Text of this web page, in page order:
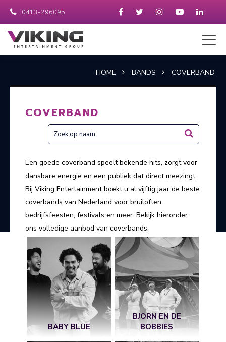
0413-296095
HOME BANDS COVERBAND
COVERBAND
Een goede coverband speelt bekende hits, zorgt voor
dansbare energie en een publiek dat direct meezingt.
Bij Viking Entertainment boekt u al vijftig jaar de beste
coverbands van Nederland voor bruiloften,
bedrijfsfeesten, festivals en meer. Bekijk hieronder
ons volledige aanbod van coverbands.
BABY BLUE
BJORN EN DE
BOBBIES